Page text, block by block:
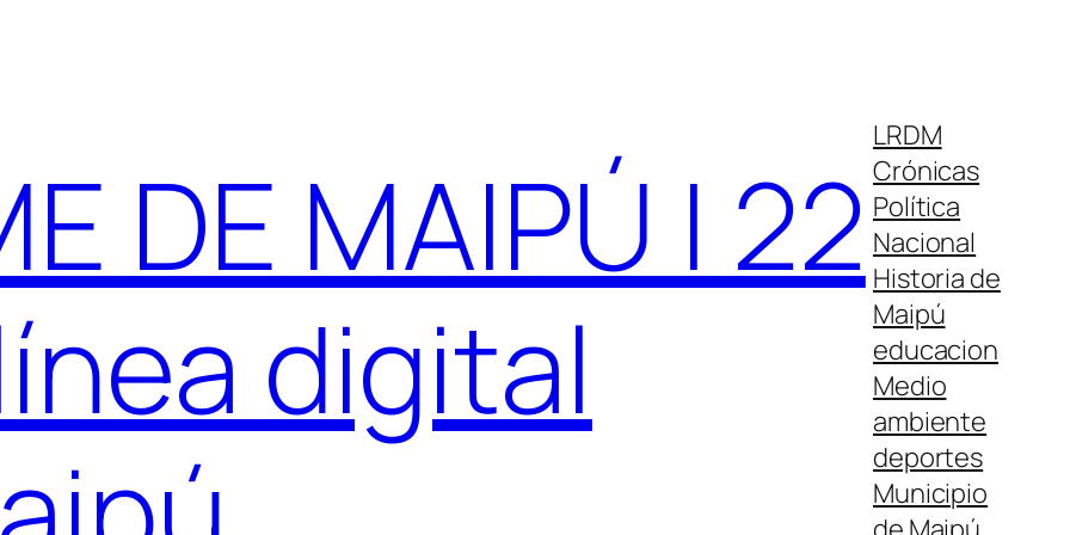
DE MAIPÚ | 22
digital
LRDM
Crónicas
Política
Nacional
Historia de
Maipú
educacion
Medio
ambiente
deportes
Municipio